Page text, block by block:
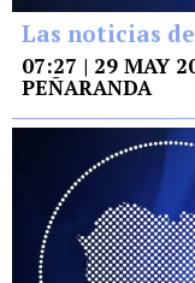
Las noticias de
07:27 | 29 MAY
PEÑARANDA